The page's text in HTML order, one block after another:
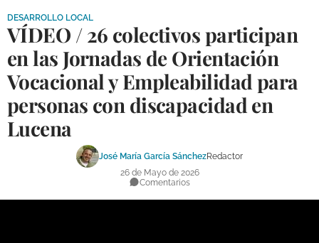
DEPORTES
COMPETICIONES
OPINIÓN
VENTANA CIUDADANA
DESARROLLO LOCAL
VÍDEO / 26 colectivos participan
en las Jornadas de Orientación
Vocacional y Empleabilidad para
personas con discapacidad en
Lucena
José María García SánchezRedactor
26 de Mayo de 2026
Comentarios